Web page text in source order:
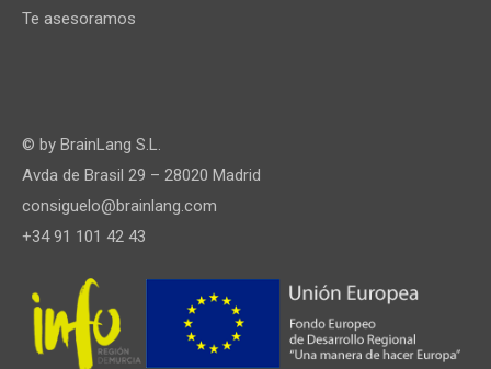
Te asesoramos
© by BrainLang S.L.
Avda de Brasil 29 – 28020 Madrid
consiguelo@brainlang.com
+34 91 101 42 43